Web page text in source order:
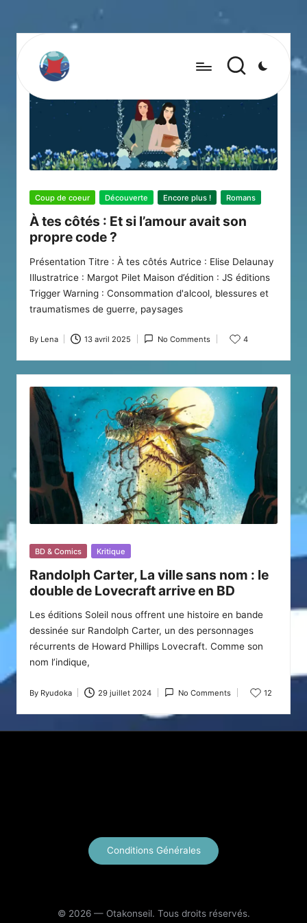
Posted
in
Coup de coeur Découverte Encore plus ! Romans
À tes côtés : Et si l’amour avait son
propre code ?
Présentation Titre : À tes côtés Autrice : Elise Delaunay
Illustratrice : Margot Pilet Maison d’édition : JS éditions
Trigger Warning : Consommation d'alcool, blessures et
traumatismes de guerre, paysages
Posted
by
By Lena 13 avril 2025 No Comments 4
Posted
BD & Comics Kritique
Randolph Carter, La ville sans nom : le
double de Lovecraft arrive en BD
Les éditions Soleil nous offrent une histoire en bande
dessinée sur Randolph Carter, un des personnages
récurrents de Howard Phillips Lovecraft. Comme son
nom l’indique,
Posted
by
By Ryudoka 29 juillet 2024 No Comments 12
Conditions Générales
© 2026 — Otakonseil. Tous droits réservés.